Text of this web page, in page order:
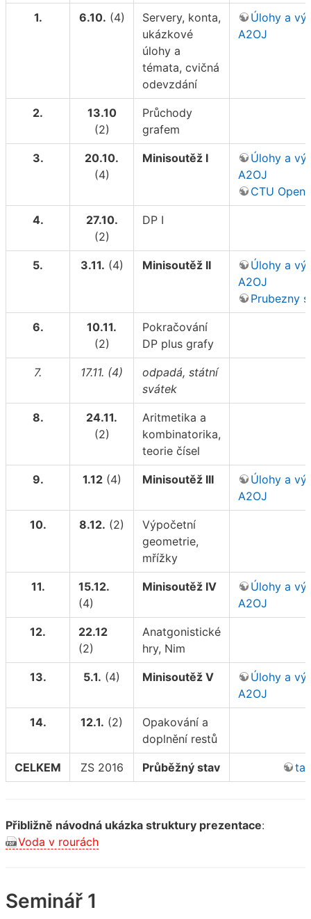
1. 6.10. (4)
Servery, konta,
ukázkové
úlohy a
témata, cvičná
odevzdání
Úlohy a
A2OJ
2.
13.10
(2)
Průchody
grafem
3.
20.10.
(4)
Minisoutěž I
Úlohy a
A2OJ
CTU Open
4.
27.10.
(2)
DP I
5. 3.11. (4) Minisoutěž II
Úlohy a
A2OJ
Prubezny
6.
10.11.
(2)
Pokračování
DP plus grafy
7. 17.11. (4)
odpadá, státní
svátek
8.
24.11.
(2)
Aritmetika a
kombinatorika,
teorie čísel
9. 1.12(4) Minisoutěž III
Úlohy a
A2OJ
10. 8.12. (2)
Výpočetní
geometrie,
mřížky
11.
15.12.
(4)
Minisoutěž IV
Úlohy a
A2OJ
12.
22.12
(2)
Anatgonistické
hry, Nim
13. 5.1. (4) Minisoutěž V
Úlohy a
A2OJ
14. 12.1. (2)
Opakování a
doplnění restů
CELKEM ZS 2016 Průběžný stav
Přibližně návodná ukázka struktury prezentace:
Voda v rourách
Seminář 1